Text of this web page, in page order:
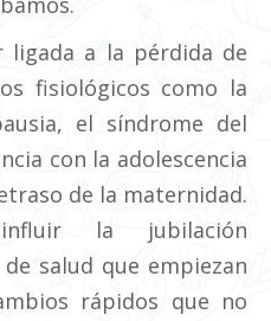
ligada a la pérdida de
fisiológicos como la
el síndrome del
con la adolescencia
de la maternidad.
la jubilación
salud que empiezan
rápidos que no